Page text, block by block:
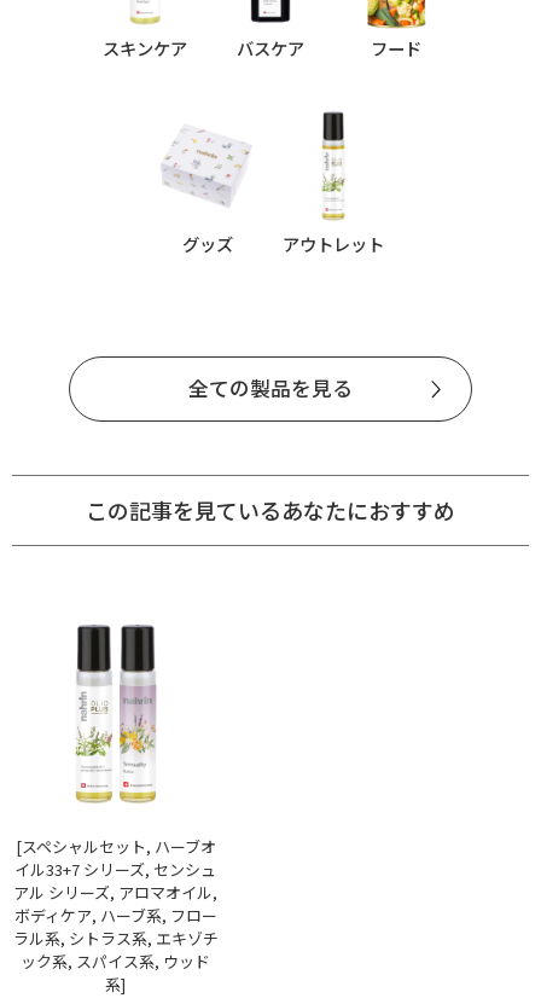
スキンケア バスケア フード
グッズ アウトレット
全ての製品を見る
この記事を見ているあなたにおすすめ
[スペシャルセット, ハーブオ
イル33+7 シリーズ, センシュ
アル シリーズ, アロマオイル,
ボディケア, ハーブ系, フロー
ラル系, シトラス系, エキゾチ
ック系, スパイス系, ウッド
系]